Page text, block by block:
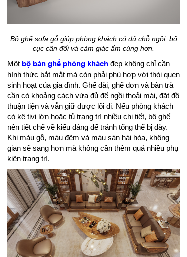
Bộ ghế sofa gỗ giúp phòng khách có đủ chỗ ngồi, bố
cục cân đối và cảm giác ấm cúng hơn.
Một bộ bàn ghế phòng khách đẹp không chỉ cần
hình thức bắt mắt mà còn phải phù hợp với thói quen
sinh hoạt của gia đình. Ghế dài, ghế đơn và bàn trà
cần có khoảng cách vừa đủ để ngồi thoải mái, đặt đồ
thuận tiện và vẫn giữ được lối đi. Nếu phòng khách
có kệ tivi lớn hoặc tủ trang trí nhiều chi tiết, bộ ghế
nên tiết chế về kiểu dáng để tránh tổng thể bị dày.
Khi màu gỗ, màu đệm và màu sàn hài hòa, không
gian sẽ sang hơn mà không cần thêm quá nhiều phụ
kiện trang trí.